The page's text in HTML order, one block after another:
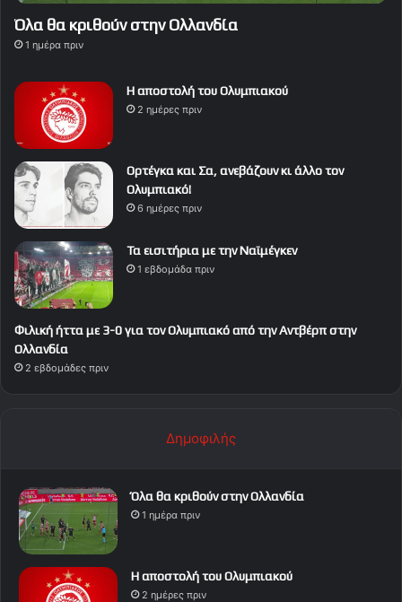
Όλα θα κριθούν στην Ολλανδία
1 ημέρα πριν
Η αποστολή του Ολυμπιακού
2 ημέρες πριν
Ορτέγκα και Σα, ανεβάζουν κι άλλο τον
Ολυμπιακό!
6 ημέρες πριν
Τα εισιτήρια με την Ναϊμέγκεν
1 εβδομάδα πριν
Φιλική ήττα με 3-0 για τον Ολυμπιακό από την Αντβέρπ στην
Ολλανδία
2 εβδομάδες πριν
Δημοφιλής
Όλα θα κριθούν στην Ολλανδία
1 ημέρα πριν
Η αποστολή του Ολυμπιακού
2 ημέρες πριν